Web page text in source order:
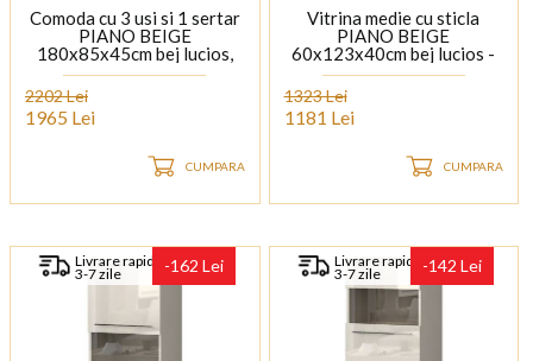
Comoda cu 3 usi si 1 sertar
PIANO BEIGE
180x85x45cm bej lucios,
manere si picioare crom
2202 Lei
1965 Lei
CUMPARA
Vitrina medie cu sticla
PIANO BEIGE
60x123x40cm bej lucios -
sticla, maner si picioare
1323 Lei
1181 Lei
CUMPARA
Livrare rapida
3-7 zile -162 Lei Livrare rapida
3-7 zile -142 Lei